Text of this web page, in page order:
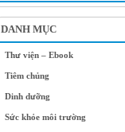
DANH MỤC
Thư viện – Ebook
Tiêm chủng
Dinh dưỡng
Sức khỏe môi trường